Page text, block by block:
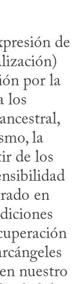
de
por la
los
la
de los
en
nuestro